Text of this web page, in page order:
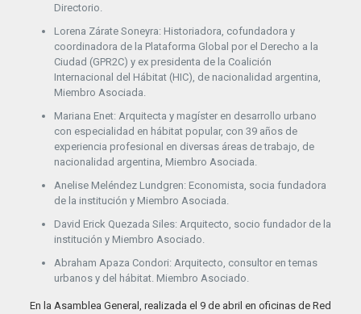
Directorio.
Lorena Zárate Soneyra: Historiadora, cofundadora y
coordinadora de la Plataforma Global por el Derecho a la
Ciudad (GPR2C) y ex presidenta de la Coalición
Internacional del Hábitat (HIC), de nacionalidad argentina,
Miembro Asociada.
Mariana Enet: Arquitecta y magíster en desarrollo urbano
con especialidad en hábitat popular, con 39 años de
experiencia profesional en diversas áreas de trabajo, de
nacionalidad argentina, Miembro Asociada.
Anelise Meléndez Lundgren: Economista, socia fundadora
de la institución y Miembro Asociada.
David Erick Quezada Siles: Arquitecto, socio fundador de la
institución y Miembro Asociado.
Abraham Apaza Condori: Arquitecto, consultor en temas
urbanos y del hábitat. Miembro Asociado.
En la Asamblea General, realizada el 9 de abril en oficinas de Red